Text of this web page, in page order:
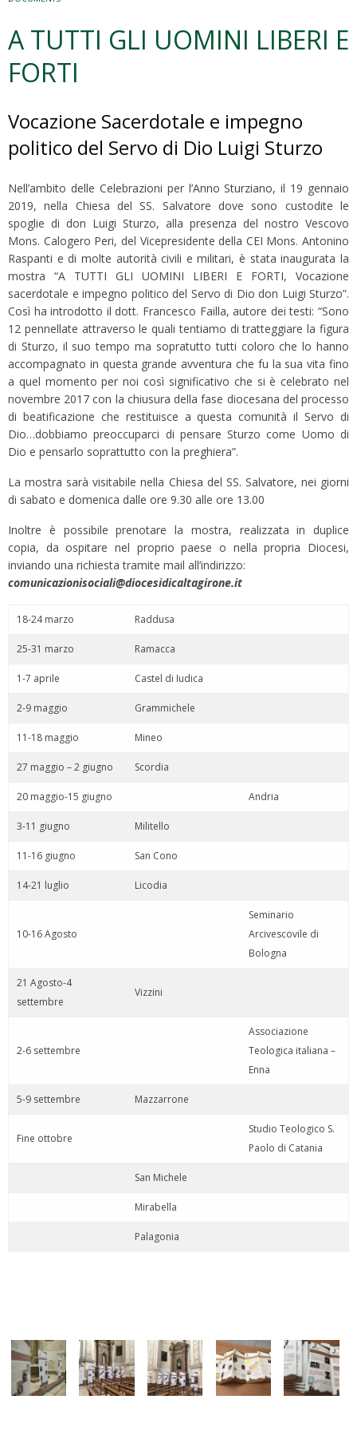
A TUTTI GLI UOMINI LIBERI E
FORTI
Vocazione Sacerdotale e impegno
politico del Servo di Dio Luigi Sturzo
Nell’ambito delle Celebrazioni per l’Anno Sturziano, il 19 gennaio
2019, nella Chiesa del SS. Salvatore dove sono custodite le
spoglie di don Luigi Sturzo, alla presenza del nostro Vescovo
Mons. Calogero Peri, del Vicepresidente della CEI Mons. Antonino
Raspanti e di molte autorità civili e militari, è stata inaugurata la
mostra “A TUTTI GLI UOMINI LIBERI E FORTI, Vocazione
sacerdotale e impegno politico del Servo di Dio don Luigi Sturzo”.
Così ha introdotto il dott. Francesco Failla, autore dei testi: “Sono
12 pennellate attraverso le quali tentiamo di tratteggiare la figura
di Sturzo, il suo tempo ma sopratutto tutti coloro che lo hanno
accompagnato in questa grande avventura che fu la sua vita fino
a quel momento per noi così significativo che si è celebrato nel
novembre 2017 con la chiusura della fase diocesana del processo
di beatificazione che restituisce a questa comunità il Servo di
Dio…dobbiamo preoccuparci di pensare Sturzo come Uomo di
Dio e pensarlo soprattutto con la preghiera”.
La mostra sarà visitabile nella Chiesa del SS. Salvatore, nei giorni
di sabato e domenica dalle ore 9.30 alle ore 13.00
Inoltre è possibile prenotare la mostra, realizzata in duplice
copia, da ospitare nel proprio paese o nella propria Diocesi,
inviando una richiesta tramite mail all’indirizzo:
comunicazionisociali@diocesidicaltagirone.it
18-24 marzo Raddusa
25-31 marzo Ramacca
1-7 aprile Castel di Iudica
2-9 maggio Grammichele
11-18 maggio Mineo
27 maggio – 2 giugno Scordia
20 maggio-15 giugno Andria
3-11 giugno Militello
11-16 giugno San Cono
14-21 luglio Licodia
10-16 Agosto
Seminario
Arcivescovile di
Bologna
21 Agosto-4
settembre
Vizzini
2-6 settembre
Associazione
Teologica italiana –
Enna
5-9 settembre Mazzarrone
Fine ottobre
Studio Teologico S.
Paolo di Catania
San Michele
Mirabella
Palagonia